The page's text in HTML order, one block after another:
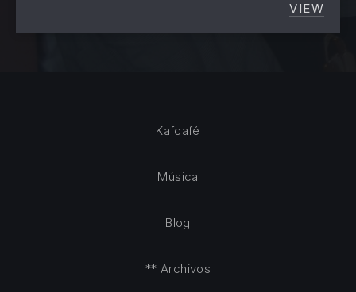
VIEW
THE
Kafcafé
Música
Blog
** Archivos